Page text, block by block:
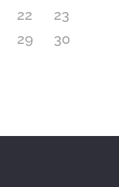
22
23
29
30